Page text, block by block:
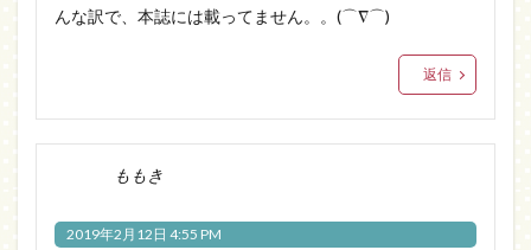
んな訳で、本誌には載ってません。。(⌒∇⌒)
返信
ももき
2019年2月12日 4:55 PM